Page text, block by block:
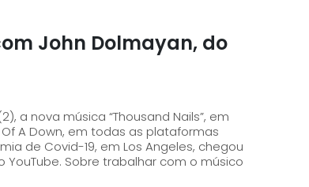
John Dolmayan, do
a nova música “Thousand Nails”, em
A Down, em todas as plataformas
de Covid-19, em Los Angeles, chegou
com o músico